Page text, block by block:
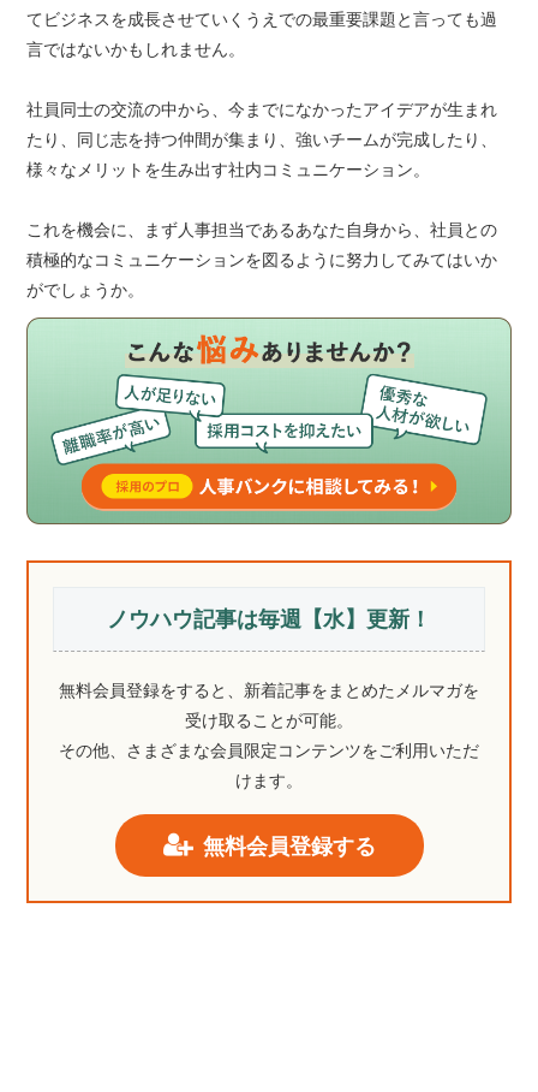
てビジネスを成長させていくうえでの最重要課題と言っても過
言ではないかもしれません。
社員同士の交流の中から、今までになかったアイデアが生まれ
たり、同じ志を持つ仲間が集まり、強いチームが完成したり、
様々なメリットを生み出す社内コミュニケーション。
これを機会に、まず人事担当であるあなた自身から、社員との
積極的なコミュニケーションを図るように努力してみてはいか
がでしょうか。
ノウハウ記事は毎週【水】更新！
無料会員登録をすると、新着記事をまとめたメルマガを
受け取ることが可能。
その他、さまざまな会員限定コンテンツをご利用いただ
けます。
無料会員登録する